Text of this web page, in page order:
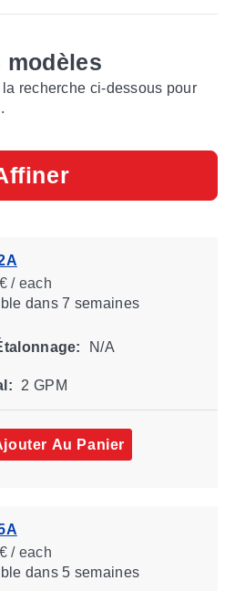
modèles
recherche ci-dessous pour
/ each
dans 7 semaines
N/A
2 GPM
Au Panier
/ each
dans 5 semaines